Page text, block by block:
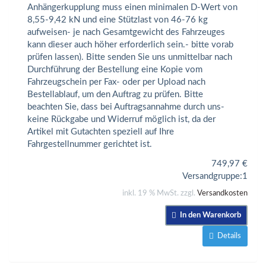
Anhängerkupplung muss einen minimalen D-Wert von
8,55-9,42 kN und eine Stützlast von 46-76 kg
aufweisen- je nach Gesamtgewicht des Fahrzeuges
kann dieser auch höher erforderlich sein.- bitte vorab
prüfen lassen). Bitte senden Sie uns unmittelbar nach
Durchführung der Bestellung eine Kopie vom
Fahrzeugschein per Fax- oder per Upload nach
Bestellablauf, um den Auftrag zu prüfen. Bitte
beachten Sie, dass bei Auftragsannahme durch uns-
keine Rückgabe und Widerruf möglich ist, da der
Artikel mit Gutachten speziell auf Ihre
Fahrgestellnummer gerichtet ist.
749,97 €
Versandgruppe:1
inkl. 19 % MwSt. zzgl. Versandkosten
In den Warenkorb
Details